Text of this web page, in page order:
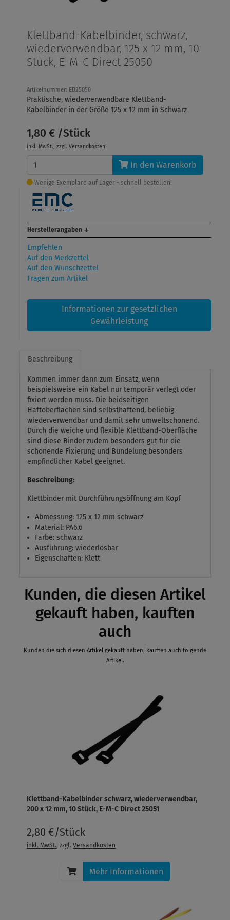
Klettband-Kabelbinder, schwarz,
wiederverwendbar, 125 x 12 mm, 10
Stück, E-M-C Direct 25050
Artikelnummer: ED25050
Praktische, wiederverwendbare Klettband-
Kabelbinder in der Größe 125 x 12 mm in Schwarz
1,80 € /Stück
inkl. MwSt., zzgl.Versandkosten
In den Warenkorb
Wenige Exemplare auf Lager - schnell bestellen!
Herstellerangaben ↓
Empfehlen
Auf den Merkzettel
Auf den Wunschzettel
Fragen zum Artikel
Informationen zur gesetzlichen
Gewährleistung
Beschreibung
Kommen immer dann zum Einsatz, wenn
beispielsweise ein Kabel nur temporär verlegt oder
fixiert werden muss. Die beidseitigen
Haftoberflächen sind selbsthaftend, beliebig
wiederverwendbar und damit sehr umweltschonend.
Durch die weiche und flexible Klettband-Oberfläche
sind diese Binder zudem besonders gut für die
schonende Fixierung und Bündelung besonders
empfindlicher Kabel geeignet.
Beschreibung:
Klettbinder mit Durchführungsöffnung am Kopf
Abmessung: 125 x 12 mm schwarz
Material: PA6.6
Farbe: schwarz
Ausführung: wiederlösbar
Eigenschaften: Klett
Kunden, die diesen Artikel
gekauft haben, kauften
auch
Kunden die sich diesen Artikel gekauft haben, kauften auch folgende
Artikel.
Klettband-Kabelbinder schwarz, wiederverwendbar,
200 x 12 mm, 10 Stück, E-M-C Direct 25051
2,80 €/Stück
inkl. MwSt., zzgl.Versandkosten
Mehr Informationen